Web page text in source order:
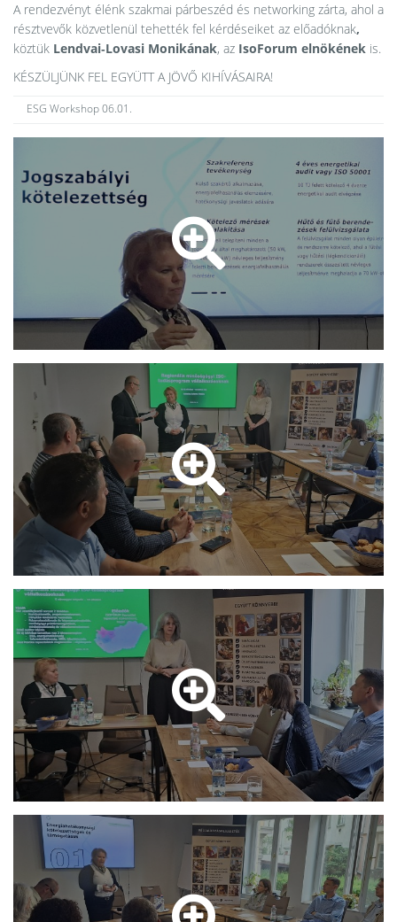
A rendezvényt élénk szakmai párbeszéd és networking zárta, ahol a
résztvevők közvetlenül tehették fel kérdéseiket az előadóknak,
köztük Lendvai‑Lovasi Monikának, az IsoForum elnökének is.
KÉSZÜLJÜNK FEL EGYÜTT A JÖVŐ KIHÍVÁSAIRA!
ESG Workshop 06.01.